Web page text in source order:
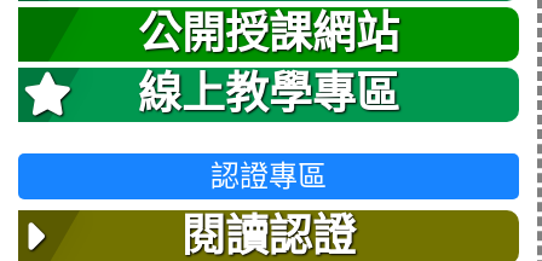
公開授課網站
線上教學專區
認證專區
閱讀認證